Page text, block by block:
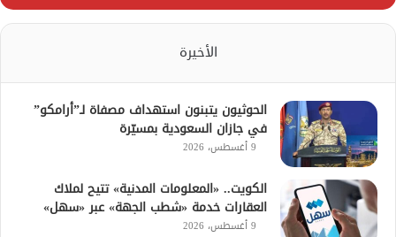
الأخيرة
الحوثيون يتبنون استهداف مصفاة لـ”أرامكو”
في جازان السعودية بمسيّرة
9 أغسطس، 2026
الكويت.. «المعلومات المدنية» تتيح لملاك
العقارات خدمة «شطب الجهة» عبر «سهل»
9 أغسطس، 2026